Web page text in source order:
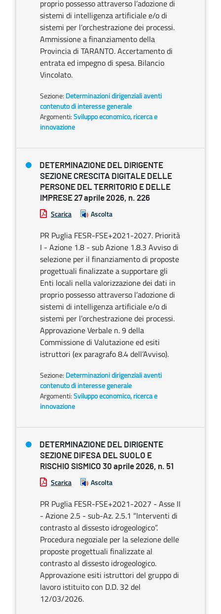
proprio possesso attraverso l’adozione di
sistemi di intelligenza artificiale e/o di
sistemi per l’orchestrazione dei processi.
Ammissione a finanziamento della
Provincia di TARANTO. Accertamento di
entrata ed impegno di spesa. Bilancio
Vincolato.
Sezione: Determinazioni dirigenziali aventi
contenuto di interesse generale
Argomenti:Sviluppo economico, ricerca e
innovazione
DETERMINAZIONE DEL DIRIGENTE
SEZIONE CRESCITA DIGITALE DELLE
PERSONE DEL TERRITORIO E DELLE
IMPRESE 27 aprile 2026, n. 226
Scarica Ascolta
PR Puglia FESR-FSE+2021-2027. Priorità
I - Azione 1.8 - sub Azione 1.8.3 Avviso di
selezione per il finanziamento di proposte
progettuali finalizzate a supportare gli
Enti locali nella valorizzazione dei dati in
proprio possesso attraverso l’adozione di
sistemi di intelligenza artificiale e/o di
sistemi per l’orchestrazione dei processi.
Approvazione Verbale n. 9 della
Commissione di Valutazione ed esiti
istruttori (ex paragrafo 8.4 dell’Avviso).
Sezione: Determinazioni dirigenziali aventi
contenuto di interesse generale
Argomenti:Sviluppo economico, ricerca e
innovazione
DETERMINAZIONE DEL DIRIGENTE
SEZIONE DIFESA DEL SUOLO E
RISCHIO SISMICO 30 aprile 2026, n. 51
Scarica Ascolta
PR Puglia FESR-FSE+2021-2027 - Asse II
- Azione 2.5 - sub-Az. 2.5.1 “Interventi di
contrasto al dissesto idrogeologico”.
Procedura negoziale per la selezione delle
proposte progettuali finalizzate al
contrasto al dissesto idrogeologico.
Approvazione esiti istruttori del gruppo di
lavoro istituito con D.D. 32 del
12/03/2026.